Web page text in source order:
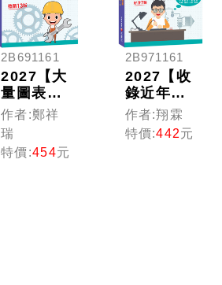
2B691161
2027【大
量圖表解
說】電工
機械(電機
機械)致勝
攻略（十
作者:鄭祥
瑞
特價:454元
2B971161
2027【收
錄近年國
民營試
題】自動
控制重點
作者:翔霖
特價:442元